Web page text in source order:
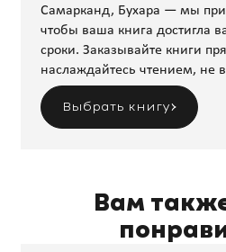
Самарканд, Бухара — мы
чтобы ваша книга достигла
сроки. Заказывайте книги
наслаждайтесь чтением, не
Выбрать книгу
Вам